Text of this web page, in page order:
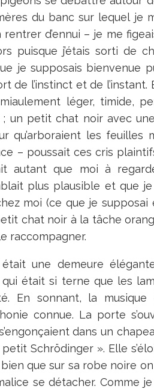
du banc sur lequel je
rentrer d’ennui – je me
puisque j’étais sorti de
je supposais bienvenue
de l’instinct et de l’instant.
léger, timide,
un petit chat noir avec
qu’arboraient les feuilles
– poussait ces cris
autant que moi à
plus plausible et que
moi (ce que je
chat noir à la tâche
raccompagner.
était une demeure
était si terne que les
En sonnant, la
connue. La porte
dans un
Schrödinger ». Elle
que sur sa robe noire
se détacher. Comme